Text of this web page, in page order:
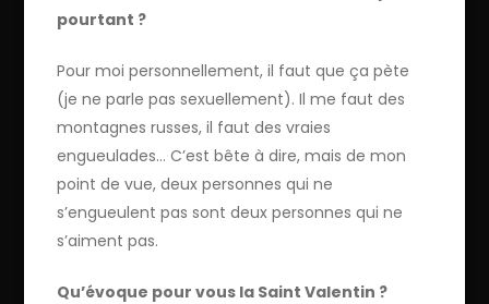
pourtant ?
Pour moi personnellement, il faut que ça pète
(je ne parle pas sexuellement). Il me faut des
montagnes russes, il faut des vraies
engueulades… C’est bête à dire, mais de mon
point de vue, deux personnes qui ne
s’engueulent pas sont deux personnes qui ne
s’aiment pas.
Qu’évoque pour vous la Saint Valentin ?